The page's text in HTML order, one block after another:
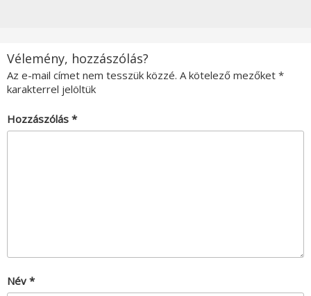
Vélemény, hozzászólás?
Az e-mail címet nem tesszük közzé. A kötelező mezőket *
karakterrel jelöltük
Hozzászólás *
Név *